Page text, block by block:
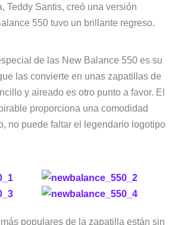
Teddy Santis, creó una versión
550 tuvo un brillante regreso.
de las New Balance 550 es su
las convierte en unas zapatillas de
y aireado es otro punto a favor. El
proporciona una comodidad
no puede faltar el legendario logotipo
populares de la zapatilla están sin